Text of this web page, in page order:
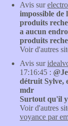
Avis sur
impossible de
produits
a aucun
produits
Voir d'autres
Avis sur
17:16:45 :
détruit Sylve,
mdr
Surtout qu'il
Voir d'autres
voyance par